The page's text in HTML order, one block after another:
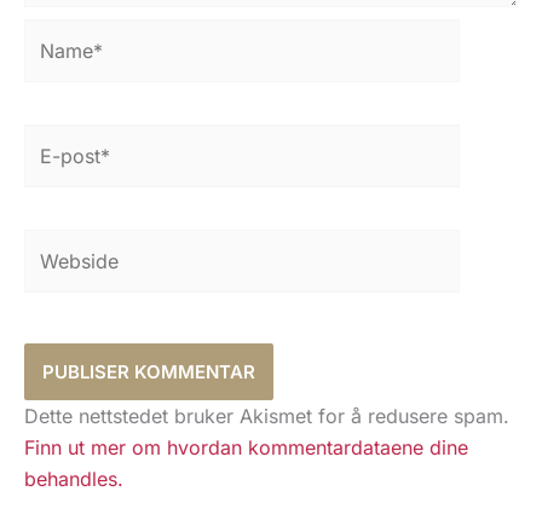
post*
Dette nettstedet bruker Akismet for å redusere spam.
Finn ut mer om hvordan kommentardataene dine
behandles.